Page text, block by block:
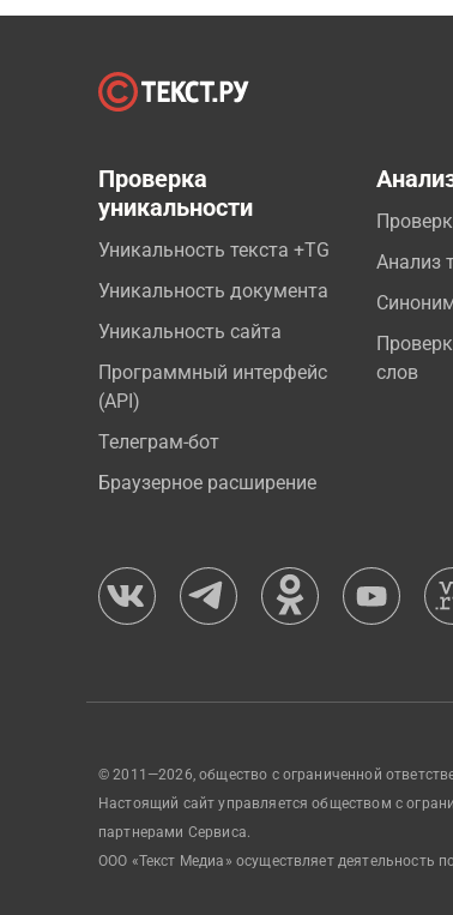
Проверка
уникальности
Уникальность текста +TG
Уникальность документа
Уникальность сайта
Программный интерфейс
(API)
Телеграм-бот
Браузерное расширение
Анализ
слов
© 2011—2026, общество с ограниченной
Настоящий сайт управляется обществом с
партнерами Сервиса.
ООО «Текст Медиа» осуществляет деятельность